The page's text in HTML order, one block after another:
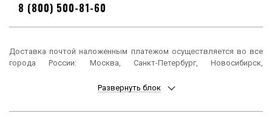
8 (800) 500-81-60
Доставка почтой наложенным платежом осуществляется во все
города России: Москва, Санкт-Петербург, Новосибирск,
Ростов-на-Дону, Уфа, Красноярск, Пермь, Воронеж, Волгоград,
Ульяновск, Иркутск, Хабаровск, Ярославль, Владивосток, Томск,
Развернуть блок